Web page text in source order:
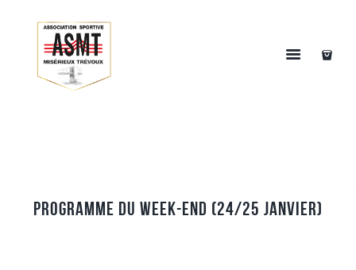
PROGRAMME DU WEEK-END (24/25 JANVIER)